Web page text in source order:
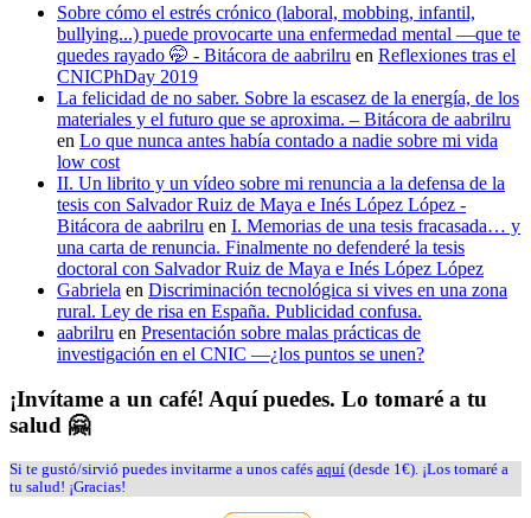
Sobre cómo el estrés crónico (laboral, mobbing, infantil,
bullying...) puede provocarte una enfermedad mental —que te
quedes rayado 🤭 - Bitácora de aabrilru en Reflexiones tras el
CNICPhDay 2019
La felicidad de no saber. Sobre la escasez de la energía, de los
materiales y el futuro que se aproxima. – Bitácora de aabrilru
en Lo que nunca antes había contado a nadie sobre mi vida
low cost
II. Un librito y un vídeo sobre mi renuncia a la defensa de la
tesis con Salvador Ruiz de Maya e Inés López López -
Bitácora de aabrilru en I. Memorias de una tesis fracasada… y
una carta de renuncia. Finalmente no defenderé la tesis
doctoral con Salvador Ruiz de Maya e Inés López López
Gabriela en Discriminación tecnológica si vives en una zona
rural. Ley de risa en España. Publicidad confusa.
aabrilru en Presentación sobre malas prácticas de
investigación en el CNIC —¿los puntos se unen?
¡Invítame a un café! Aquí puedes. Lo tomaré a tu
salud 🤗
Si te gustó/sirvió puedes invitarme a unos cafés aquí (desde 1€). ¡Los tomaré a
tu salud! ¡Gracias!